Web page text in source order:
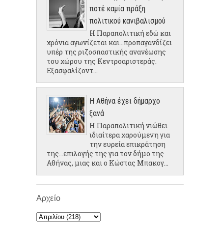
ποτέ καμία πράξη
πολιτικού κανιβαλισμού
Η Παραπολιτική εδώ και
χρόνια αγωνίζεται και...προπαγανδίζει
υπέρ της ριζοσπαστικής ανανέωσης
του χώρου της Κεντροαριστεράς.
Εξασφαλίζοντ...
Η Αθήνα έχει δήμαρχο
ξανά
Η Παραπολιτική νιώθει
ιδιαίτερα χαρούμενη για
την ευρεία επικράτηση
της...επιλογής της για τον δήμο της
Αθήνας, μιας και ο Κώστας Μπακογ...
Αρχείο